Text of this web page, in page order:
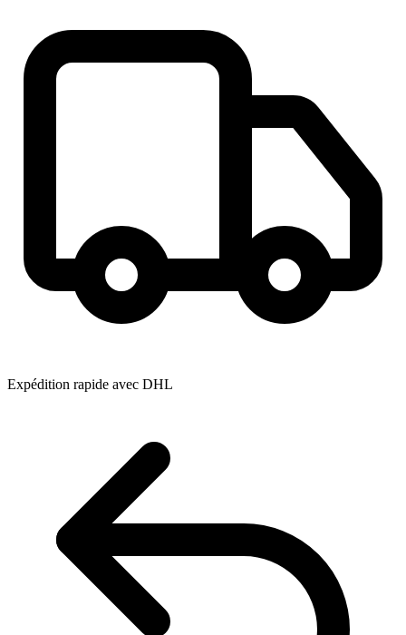
Expédition rapide avec DHL